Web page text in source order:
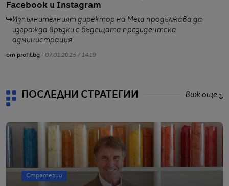
Facebook и Instagram
Изпълнителният директор на Meta продължава да
изгражда връзки с бъдещата президентска
администрация
от profit.bg - 07.01.2025 / 14:19
ПОСЛЕДНИ СТРАТЕГИИ виж още
Стратегии